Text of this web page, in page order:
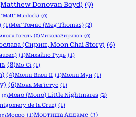
Donovan Boyd) (9)
Murdock) (0)
(1)Меґ Томас (Meg Thomas) (2)
Гоголь (0)Микола Зирянов (0)
(Сирин, Moon Chai Story) (6)
(1)Михайло Рудь (1)
(8)Мо Сі (1)
(4)Моллі Візлі ІІ (1)Моллі Мун (1)
(6)Мона Меґістус (1)
(0)Моно (Mono) Little Nightmares (2)
de la Cruz) (1)
(0)Морро (1)Мортиша Аддамс (3)